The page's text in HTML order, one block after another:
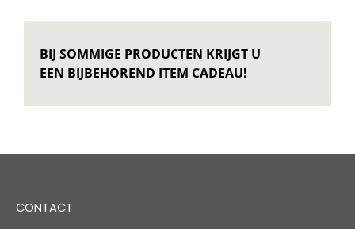
BIJ SOMMIGE PRODUCTEN KRIJGT U
EEN BIJBEHOREND ITEM CADEAU!
CONTACT